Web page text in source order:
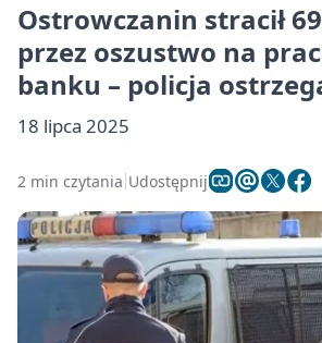
Ostrowczanin stracił
przez oszustwo na
banku – policja
18 lipca 2025
2 min czytania Udostępnij